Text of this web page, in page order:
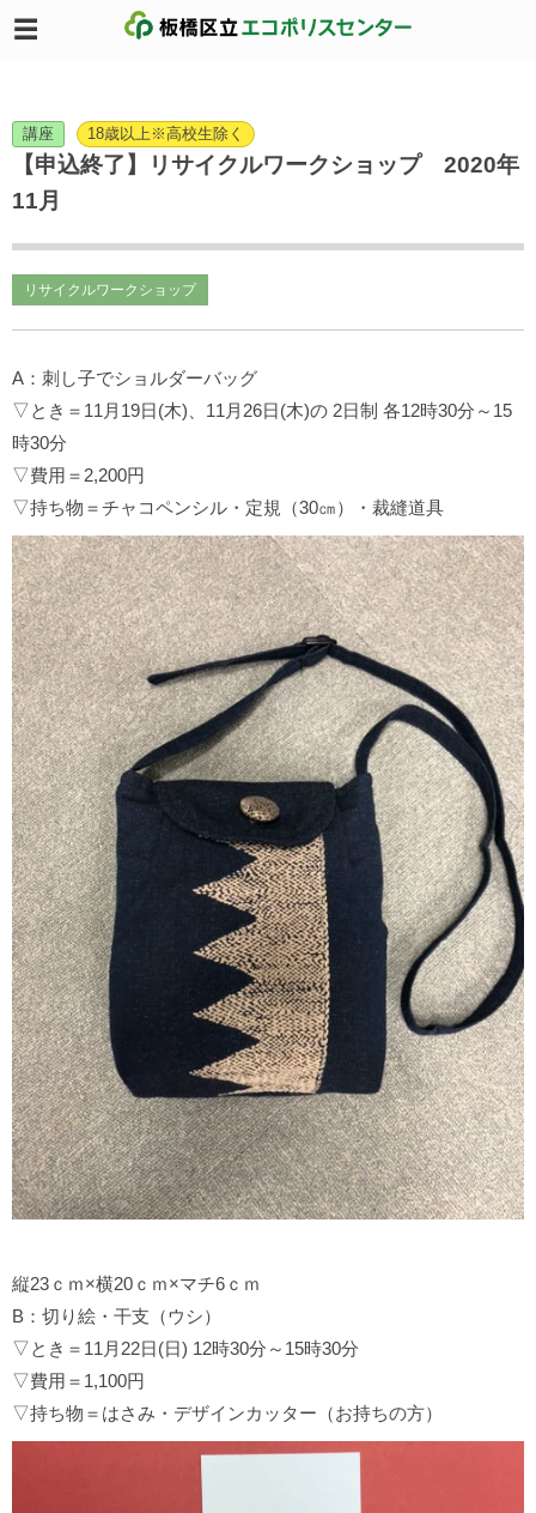
講座 18歳以上※高校生除く
【申込終了】リサイクルワークショップ 2020年
11月
リサイクルワークショップ
A：刺し子でショルダーバッグ
▽とき＝11月19日(木)、11月26日(木)の 2日制 各12時30分～15
時30分
▽費用＝2,200円
▽持ち物＝チャコペンシル・定規（30㎝）・裁縫道具
縦23ｃｍ×横20ｃｍ×マチ6ｃｍ
B：切り絵・干支（ウシ）
▽とき＝11月22日(日) 12時30分～15時30分
▽費用＝1,100円
▽持ち物＝はさみ・デザインカッター（お持ちの方）